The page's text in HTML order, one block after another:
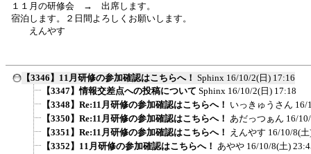
１１月の研修会 → 出席します。
宿泊します。２日間よろしくお願いします。
えんやす
【3346】11月研修の参加確認はこちらへ！ Sphinx 16/10/2(日) 17:16
【3347】情報交差点への投稿について Sphinx 16/10/2(日) 17:18
【3348】Re:11月研修の参加確認はこちらへ！ いっきゅうさん 16/
【3350】Re:11月研修の参加確認はこちらへ！ あだっつぁん 16/
【3351】Re:11月研修の参加確認はこちらへ！
えんやす 16/10/8(
【3352】11月研修の参加確認はこちらへ！ あやや 16/10/8(土)